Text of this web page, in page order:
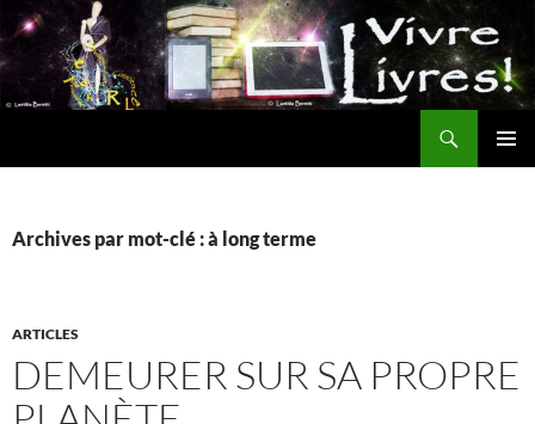
Aller
au
contenu
Archives par mot-clé : à long terme
ARTICLES
DEMEURER SUR SA PROPRE